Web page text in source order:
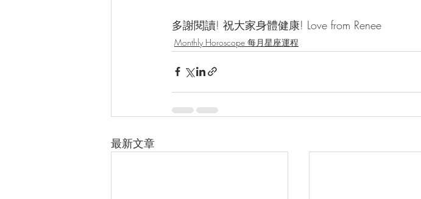
多謝閱讀! 祝大家身體健康! Love from Renee
Monthly Horoscope 每月星座運程
最新文章